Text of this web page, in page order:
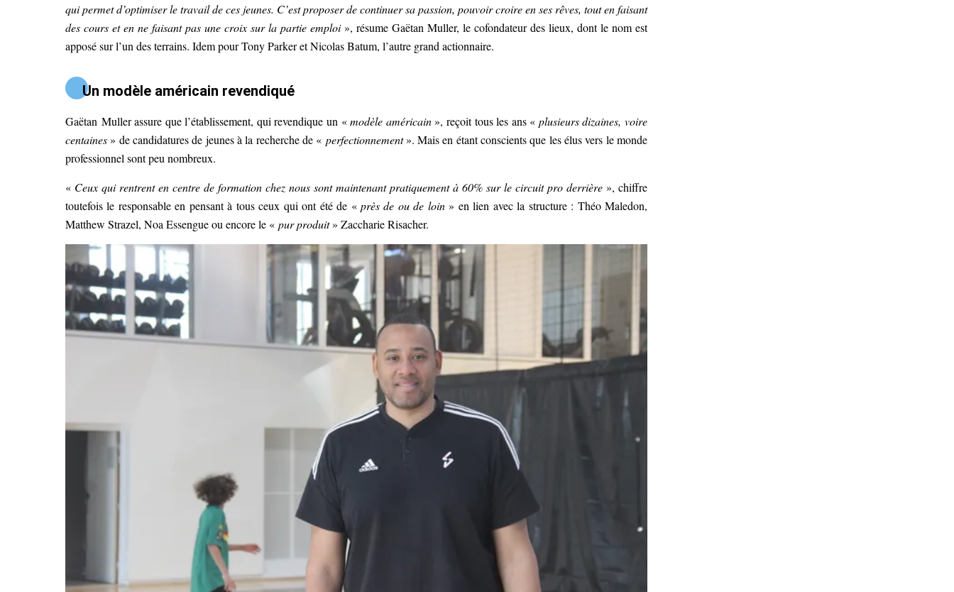
qui permet d’optimiser le travail de ces jeunes. C’est proposer de continuer sa passion, pouvoir croire en ses rêves, tout en faisant
des cours et en ne faisant pas une croix sur la partie emploi», résume Gaëtan Muller, le cofondateur des lieux, dont le nom est
apposé sur l’un des terrains. Idem pour Tony Parker et Nicolas Batum, l’autre grand actionnaire.
Un modèle américain revendiqué
Gaëtan Muller assure que l’établissement, qui revendique un «modèle américain», reçoit tous les ans « plusieurs dizaines, voire
centaines» de candidatures de jeunes à la recherche de « perfectionnement». Mais en étant conscients que les élus vers le monde
professionnel sont peu nombreux.
« Ceux qui rentrent en centre de formation chez nous sont maintenant pratiquement à 60% sur le circuit pro derrière », chiffre
toutefois le responsable en pensant à tous ceux qui ont été de « près de ou de loin» en lien avec la structure : Théo Maledon,
Matthew Strazel, Noa Essengue ou encore le « pur produit» Zaccharie Risacher.